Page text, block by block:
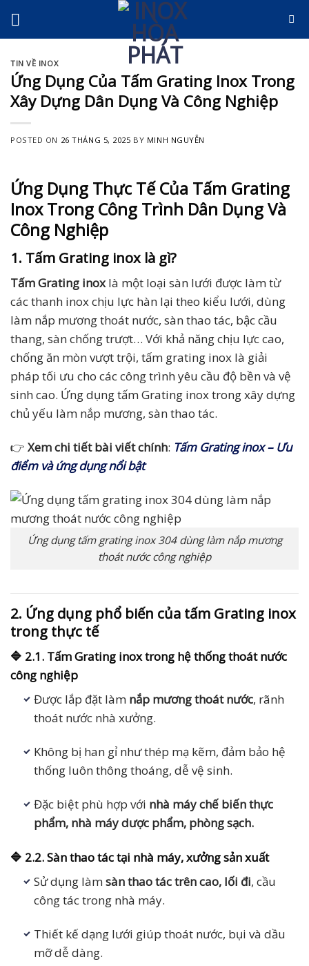
content
TIN VỀ INOX
Ứng Dụng Của Tấm Grating Inox Trong
Xây Dựng Dân Dụng Và Công Nghiệp
POSTED ON 26 THÁNG 5, 2025 BY MINH NGUYỄN
Ứng Dụng Thực Tế Của Tấm Grating
Inox Trong Công Trình Dân Dụng Và
Công Nghiệp
1. Tấm Grating inox là gì?
Tấm Grating inoxlà một loại sàn lưới được làm từ
các thanh inox chịu lực hàn lại theo kiểu lưới, dùng
làm nắp mương thoát nước, sàn thao tác, bậc cầu
thang, sàn chống trượt… Với khả năng chịu lực cao,
chống ăn mòn vượt trội, tấm grating inox là giải
pháp tối ưu cho các công trình yêu cầu độ bền và vệ
sinh cao. Ứng dụng tấm Grating inox trong xây dựng
chủ yếu làm nắp mương, sàn thao tác.
👉 Xem chi tiết bài viết chính: Tấm Grating inox – Ưu
điểm và ứng dụng nổi bật
Ứng dụng tấm grating inox 304 dùng làm nắp mương
thoát nước công nghiệp
2. Ứng dụng phổ biến của tấm Grating inox
trong thực tế
🔷 2.1. Tấm Grating inox trong hệ thống thoát nước
công nghiệp
Được lắp đặt làm nắp mương thoát nước, rãnh
thoát nước nhà xưởng.
Không bị han gỉ như thép mạ kẽm, đảm bảo hệ
thống luôn thông thoáng, dễ vệ sinh.
Đặc biệt phù hợp với nhà máy chế biến thực
phẩm, nhà máy dược phẩm, phòng sạch.
🔷 2.2. Sàn thao tác tại nhà máy, xưởng sản xuất
Sử dụng làmsàn thao tác trên cao, lối đi, cầu
công tác trong nhà máy.
Thiết kế dạng lưới giúp thoát nước, bụi và dầu
mỡ dễ dàng.